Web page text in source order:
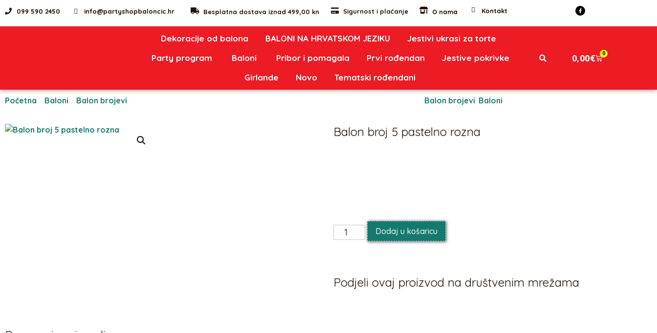
099 590 2450 info@partyshopbaloncic.hr Besplatna dostava iznad 499,00 kn Sigurnost i plaćanje O nama Kontakt
Dekoracije od balona BALONI NA HRVATSKOM JEZIKU
Jestivi ukrasi za torte
Party program
Baloni Pribor i pomagala Prvi rođendan
Jestive pokrivke
Girlande
Novo Tematski rođendani
0,00€ 0
Početna Baloni Balon brojevi Balon brojevi Baloni
Balon broj 5 pastelno rozna
Dodaj u košaricu
Podjeli ovaj proizvod na društvenim mrežama